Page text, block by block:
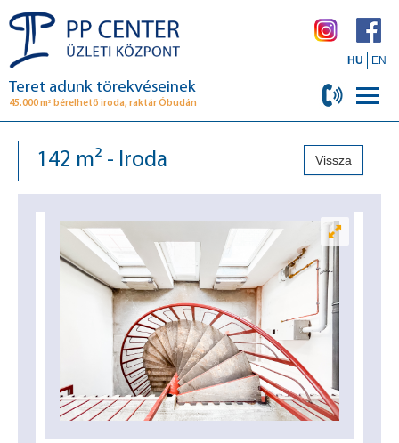
Teret adunk törekvéseinek
45.000 m2 bérelhető iroda, raktár Óbudán
HU EN
142 m² - Iroda Vissza